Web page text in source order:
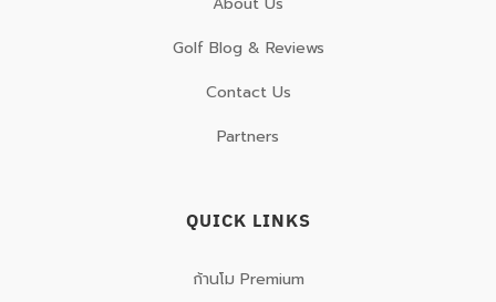
Golf Blog & Reviews
Contact Us
Partners
QUICK LINKS
ก้านโม Premium